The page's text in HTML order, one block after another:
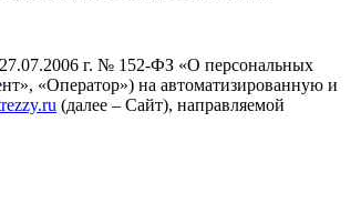
г. № 152-ФЗ «О персональных
«Оператор») на автоматизированную и
(далее – Сайт), направляемой